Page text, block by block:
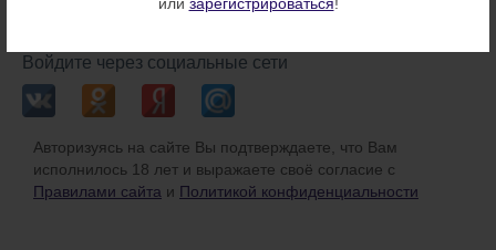
Войдите через социальные сети
Авторизуясь на сайте Вы подтверждаете, что Вам
исполнилось 18 лет и выражаете своё согласие с
Правилами сайта и Политикой конфиденциальности